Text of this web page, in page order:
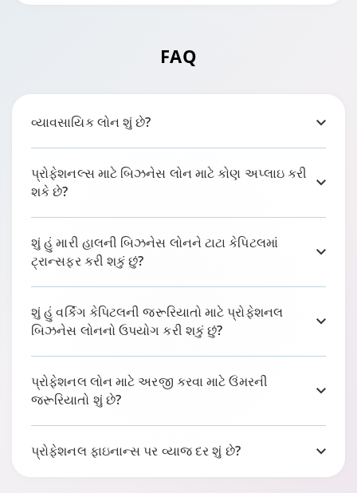
FAQ
વ્યાવસાયિક લોન શું છે?
પ્રોફેશનલ્સ માટે બિઝનેસ લોન માટે કોણ અપ્લાઇ કરી
શકે છે?
શું હું મારી હાલની બિઝનેસ લોનને ટાટા કેપિટલમાં
ટ્રાન્સફર કરી શકું છું?
શું હું વર્કિંગ કેપિટલની જરૂરિયાતો માટે પ્રોફેશનલ
બિઝનેસ લોનનો ઉપયોગ કરી શકું છું?
પ્રોફેશનલ લોન માટે અરજી કરવા માટે ઉંમરની
જરૂરિયાતો શું છે?
પ્રોફેશનલ ફાઇનાન્સ પર વ્યાજ દર શું છે?